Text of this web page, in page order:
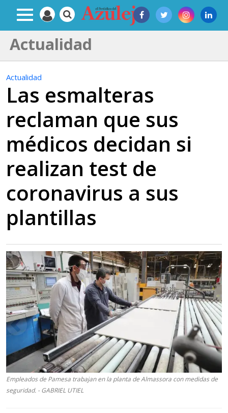
Actualidad
Actualidad
Las esmalteras
reclaman que sus
médicos decidan si
realizan test de
coronavirus a sus
plantillas
Empleados de Pamesa trabajan en la planta de Almassora con medidas de
seguridad. - GABRIEL UTIEL